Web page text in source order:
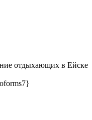
отдыхающих в Ейске